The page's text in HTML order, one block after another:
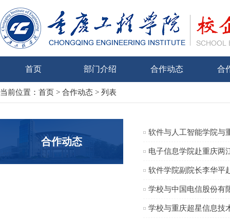
首页 部门介绍 合作动态 合
当前位置： 首页 > 合作动态 > 列表
合作动态
软件与人工智能学院与
电子信息学院赴重庆两
软件学院副院长李华平
学校与中国电信股份有
学校与重庆超星信息技